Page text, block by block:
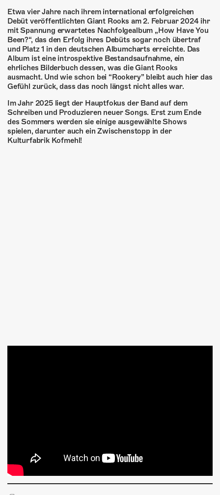
Etwa vier Jahre nach ihrem international erfolgreichen
Debüt veröffentlichten Giant Rooks am 2. Februar 2024 ihr
mit Spannung erwartetes Nachfolgealbum „How Have You
Been?“, das den Erfolg ihres Debüts sogar noch übertraf
und Platz 1 in den deutschen Albumcharts erreichte. Das
Album ist eine introspektive Bestandsaufnahme, ein
ehrliches Bilderbuch dessen, was die Giant Rooks
ausmacht. Und wie schon bei “Rookery” bleibt auch hier das
Gefühl zurück, dass das noch längst nicht alles war.
Im Jahr 2025 liegt der Hauptfokus der Band auf dem
Schreiben und Produzieren neuer Songs. Erst zum Ende
des Sommers werden sie einige ausgewählte Shows
spielen, darunter auch ein Zwischenstopp in der
Kulturfabrik Kofmehl!